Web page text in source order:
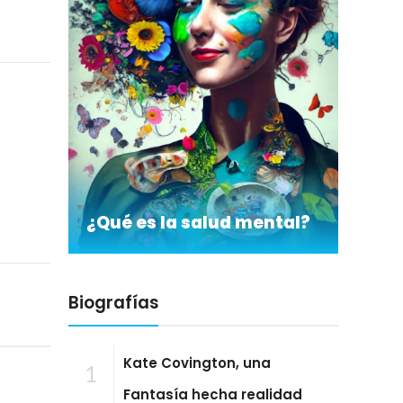
¿Qué es la salud mental?
Biografías
1
Kate Covington, una
Fantasía hecha realidad